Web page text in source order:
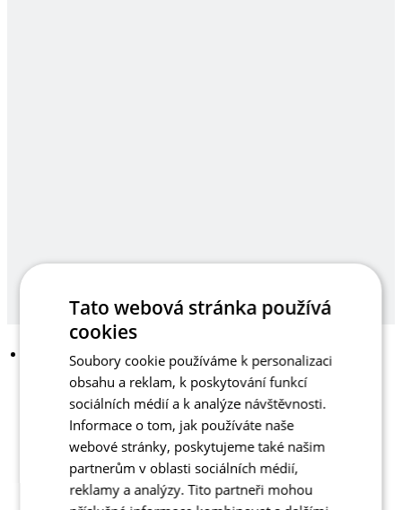
Tato webová stránka používá
cookies
Soubory cookie používáme k personalizaci
obsahu a reklam, k poskytování funkcí
sociálních médií a k analýze návštěvnosti.
Informace o tom, jak používáte naše
webové stránky, poskytujeme také našim
partnerům v oblasti sociálních médií,
reklamy a analýzy. Tito partneři mohou